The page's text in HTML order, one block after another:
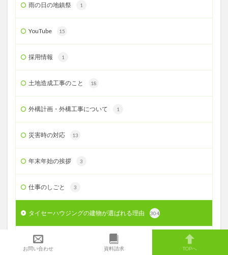
雨の日の地鎮祭 1
YouTube 15
採用情報 1
土地造成工事のこと 18
外構計画・外構工事について 1
災害時の対応 13
年末年始の挨拶 3
仕事のしごと 3
タイセーハウジングの建物が選ばれる理由 304
お客様の想いをカタチにする６つのこと
お問い合わせ
資料請求 TOPへ